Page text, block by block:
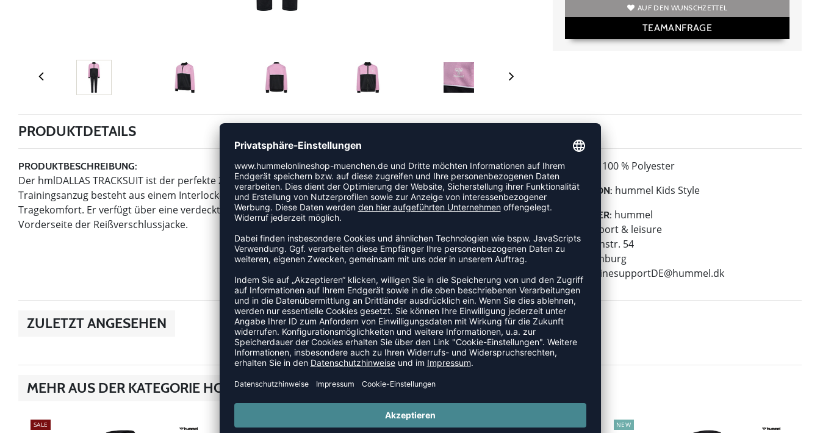
AUF DEN WUNSCHZETTEL
TEAMANFRAGE
PRODUKTDETAILS
PRODUKTBESCHREIBUNG:
Der hmlDALLAS TRACKSUIT ist der perfekte Zweiteiler für Kinder, wenn sie in Bewegung sind. Dieser hummel
Trainingsanzug besteht aus einem Interlock-Stoff für erhöhte Strapazierfähigkeit, Formbeständigkeit und
Tragekomfort. Er verfügt über eine verdeckte verstellbare Zugschnur im Hosenbund sowie Biesendetails an der
Vorderseite der Reißverschlussjacke.
MATERIAL: 100 % Polyester
KOLLEKTION: hummel Kids Style
HERSTELLER: hummel
hummel sport & leisure
Leverkusenstr. 54
22761 Hamburg
E-Mail:
onlinesupportDE@hummel.dk
ZULETZT ANGESEHEN
MEHR AUS DER KATEGORIE HOODIES & ZIPPER
SALE
SALE
NEW